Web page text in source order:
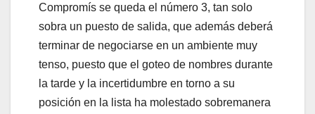
Compromís se queda el número 3, tan solo
sobra un puesto de salida, que además deberá
terminar de negociarse en un ambiente muy
tenso, puesto que el goteo de nombres durante
la tarde y la incertidumbre en torno a su
posición en la lista ha molestado sobremanera